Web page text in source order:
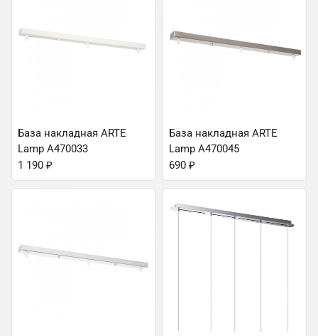
База накладная ARTE
Lamp A470033
1 190 ₽
База накладная ARTE
Lamp A470045
690 ₽